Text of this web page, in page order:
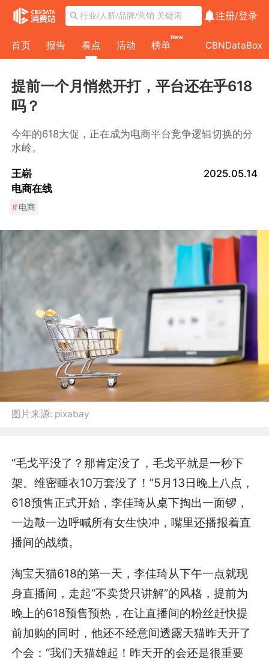
注册/登录
首页 报告 看点 活动 榜单
New
CBNDataBox
提前一个月悄然开打，平台还在乎618
吗？
今年的618大促，正在成为电商平台竞争逻辑切换的分
水岭。
王崭
电商在线
2025.05.14
#电商
图片来源: pixabay
“毛戈平没了？那肯定没了，毛戈平就是一秒下
架。维密睡衣10万套没了！”5月13日晚上八点，
618预售正式开始，李佳琦从桌下掏出一面锣，
一边敲一边呼喊所有女生快冲，嘴里还播报着直
播间的战绩。
淘宝天猫618的第一天，李佳琦从下午一点就现
身直播间，走起“不卖货只讲解”的风格，提前为
晚上的618预售预热，在让直播间的粉丝赶快提
前加购的同时，他还不经意间透露天猫昨天开了
个会：“我们天猫雄起！昨天开的会还是很重要